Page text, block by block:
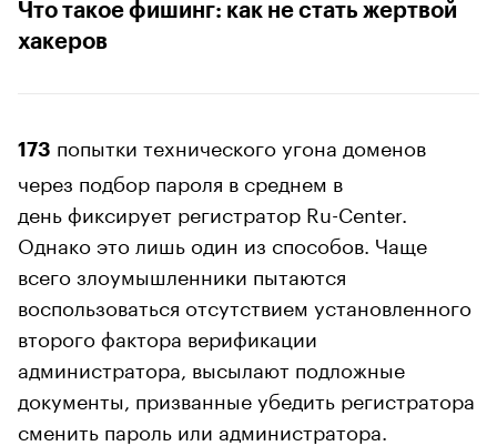
Что такое фишинг: как не стать жертвой
хакеров
173 попытки технического угона доменов
через подбор пароля в среднем в
день фиксирует регистратор Ru-Center.
Однако это лишь один из способов. Чаще
всего злоумышленники пытаются
воспользоваться отсутствием установленного
второго фактора верификации
администратора, высылают подложные
документы, призванные убедить регистратора
сменить пароль или администратора.